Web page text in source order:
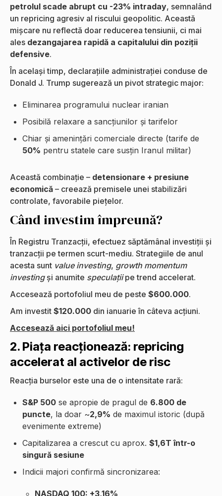
petrolul scade abrupt cu -23% intraday, semnalând
un repricing agresiv al riscului geopolitic. Această
mișcare nu reflectă doar reducerea tensiunii, ci mai
ales dezangajarea rapidă a capitalului din poziții
defensive.
În același timp, declarațiile administrației conduse de
Donald J. Trump sugerează un pivot strategic major:
Eliminarea programului nuclear iranian
Posibilă relaxare a sancțiunilor și tarifelor
Chiar și amenințări comerciale directe (tarife de
50% pentru statele care susțin Iranul militar)
Această combinație – detensionare + presiune
economică – creează premisele unei stabilizări
controlate, favorabile piețelor.
Când investim împreună?
În Registru Tranzacții, efectuez săptămânal investiții și
tranzacții pe termen scurt-mediu. Strategiile de anul
acesta sunt value investing, growth momentum
investingși anumite speculațiipe trend accelerat.
Accesează portofoliul meu de peste $600.000.
Am investit $120.000 din ianuarie în câteva acțiuni.
Accesează aici portofoliul meu!
2. Piața reacționează: repricing
accelerat al activelor de risc
Reacția burselor este una de o intensitate rară:
S&P 500 se apropie de pragul de 6.800 de
puncte, la doar ~2,9% de maximul istoric (după
evenimente extreme)
Capitalizarea a crescut cu aprox. $1,6T într-o
singură sesiune
Indicii majori confirmă sincronizarea:
NASDAQ 100: +3,16%